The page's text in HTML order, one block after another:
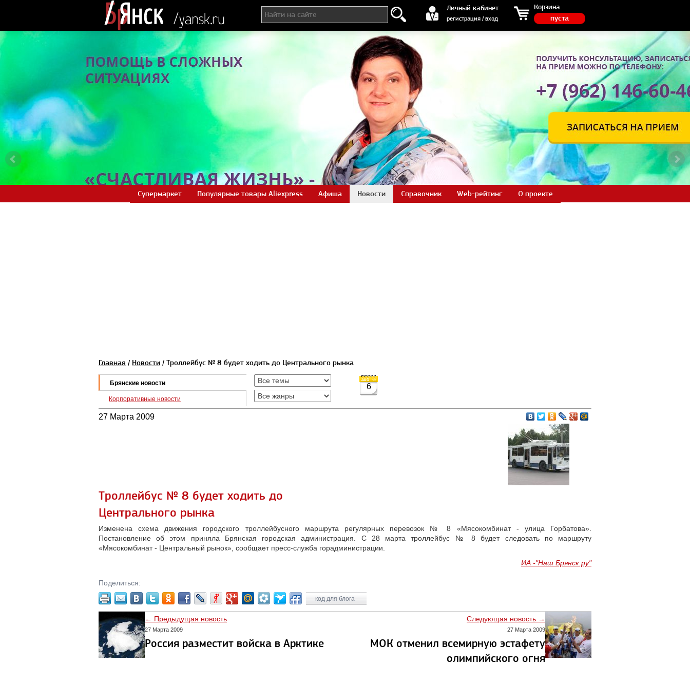
Личный кабинет
регистрация / вход
регистрация / вход Корзина
пуста
Супермаркет Популярные товары Aliexpress Афиша Новости Справочник Web-рейтинг О проекте
Главная / Новости / Троллейбус № 8 будет ходить до Центрального рынка
Брянские новости
Корпоративные новости
6
27 Марта 2009
Троллейбус № 8 будет ходить до
Центрального рынка
Изменена схема движения городского троллейбусного маршрута регулярных перевозок № 8 «Мясокомбинат - улица Горбатова».
Постановление об этом приняла Брянская городская администрация. С 28 марта троллейбус № 8 будет следовать по маршруту
«Мясокомбинат - Центральный рынок», сообщает пресс-служба горадминистрации.
ИА -"Наш Брянск.ру"
Поделиться:
код для блога
← Предыдущая новость
27 Марта 2009
Россия разместит войска в Арктике
Следующая новость →
27 Марта 2009
МОК отменил всемирную эстафету
олимпийского огня